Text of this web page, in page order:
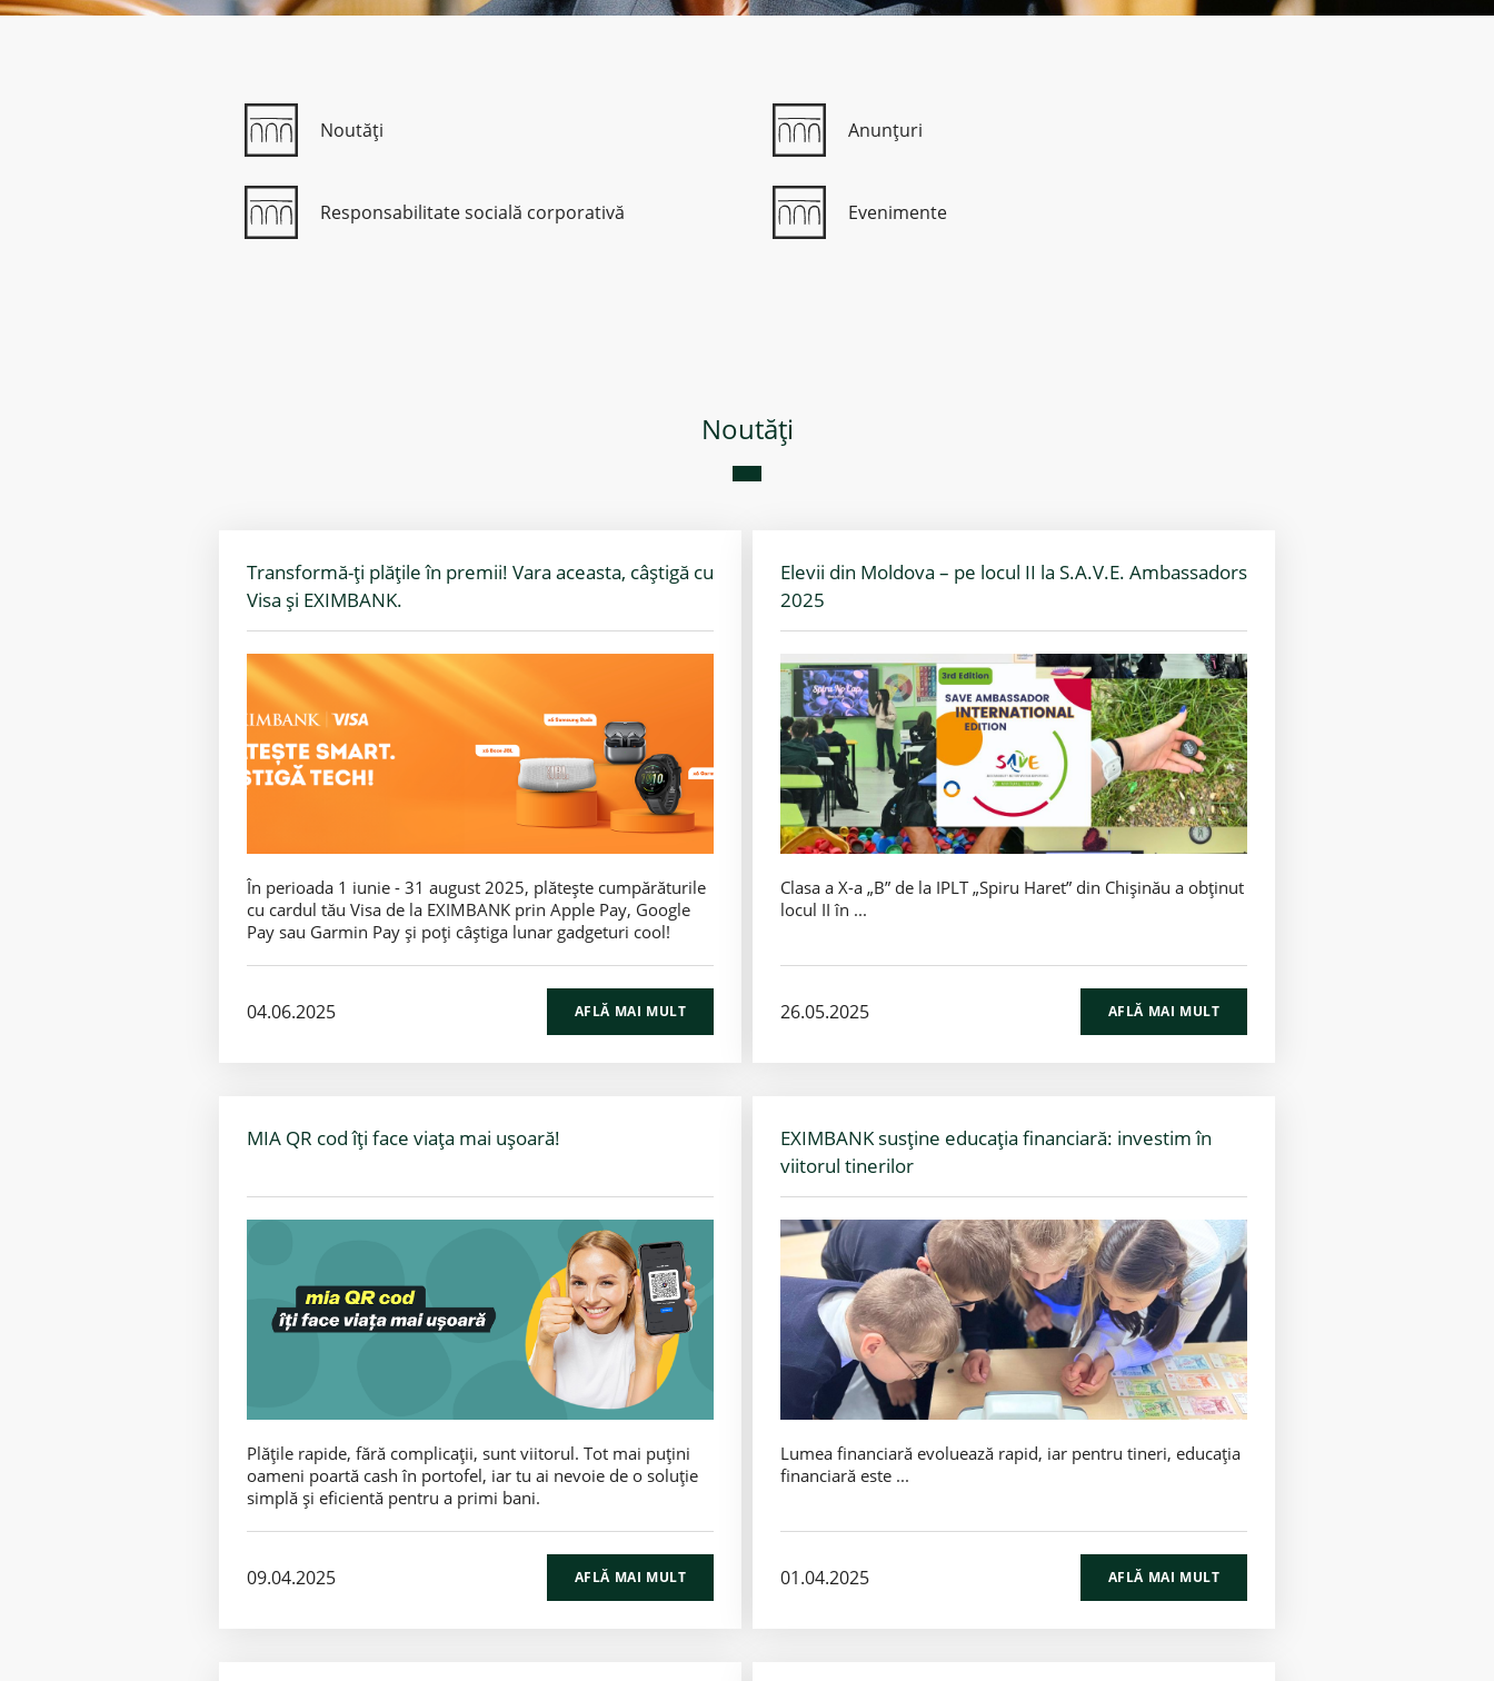
Noutăți Anunțuri
Responsabilitate socială corporativă Evenimente
Noutăți
Transformă-ți plățile în premii! Vara aceasta, câștigă cu
Visa și EXIMBANK.
În perioada 1 iunie - 31 august 2025, plătește cumpărăturile
cu cardul tău Visa de la EXIMBANK prin Apple Pay, Google
Pay sau Garmin Pay și poți câștiga lunar gadgeturi cool!
04.06.2025 AFLĂ MAI MULT
Elevii din Moldova – pe locul II la S.A.V.E. Ambassadors
2025
Clasa a X-a „B” de la IPLT „Spiru Haret” din Chișinău a obținut
locul II în ...
26.05.2025 AFLĂ MAI MULT
MIA QR cod îți face viața mai ușoară!
Plățile rapide, fără complicații, sunt viitorul. Tot mai puțini
oameni poartă cash în portofel, iar tu ai nevoie de o soluție
simplă și eficientă pentru a primi bani.
09.04.2025 AFLĂ MAI MULT
EXIMBANK susține educația financiară: investim în
viitorul tinerilor
Lumea financiară evoluează rapid, iar pentru tineri, educația
financiară este ...
01.04.2025 AFLĂ MAI MULT